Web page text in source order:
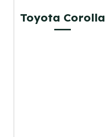
Toyota Corolla